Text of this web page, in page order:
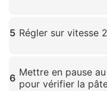
5 Régler sur vitesse
6 Mettre en pause
pour vérifier la